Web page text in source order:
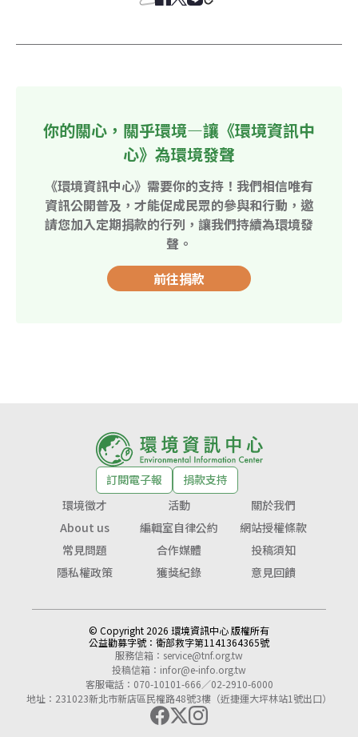
你的關心，關乎環境—讓《環境資訊中
心》為環境發聲
《環境資訊中心》需要你的支持！我們相信唯有
資訊公開普及，才能促成民眾的參與和行動，邀
請您加入定期捐款的行列，讓我們持續為環境發
聲。
前往捐款
訂閱電子報
捐款支持
環境徵才
活動
關於我們
About us
編輯室自律公約
網站授權條款
常見問題
合作媒體
投稿須知
隱私權政策
獲獎紀錄 意見回饋
© Copyright 2026 環境資訊中心 版權所有
公益勸募字號： 衛部救字第1141364365號
服務信箱： service@tnf.org.tw
投稿信箱： infor@e-info.org.tw
客服電話：070-10101-666／02-2910-6000
地址：231023新北市新店區民權路48號3樓（近捷運大坪林站1號出口）